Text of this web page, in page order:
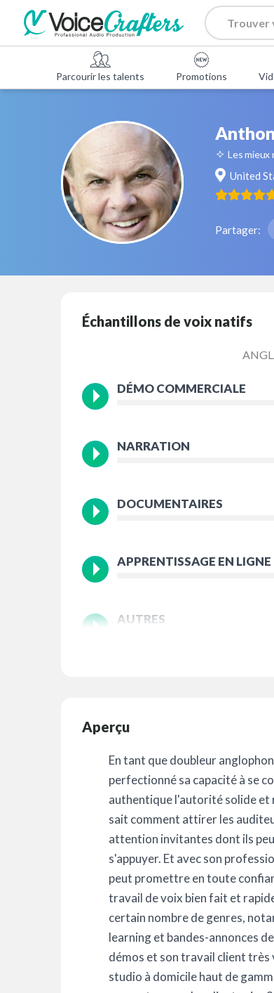
Parcourir les talents Promotions
Les mieux
United
Partager:
Échantillons de voix natifs
DÉMO COMMERCIALE
NARRATION
DOCUMENTAIRES
APPRENTISSAGE EN LIGNE
AUTRES
Aperçu
En tant que doubleur
perfectionné sa capacité à se
authentique l'autorité solide et
sait comment attirer les
attention invitantes dont ils
s'appuyer. Et avec son
peut promettre en toute
travail de voix bien fait et
certain nombre de genres,
learning et bandes-annonces
démos et son travail client
studio à domicile haut de